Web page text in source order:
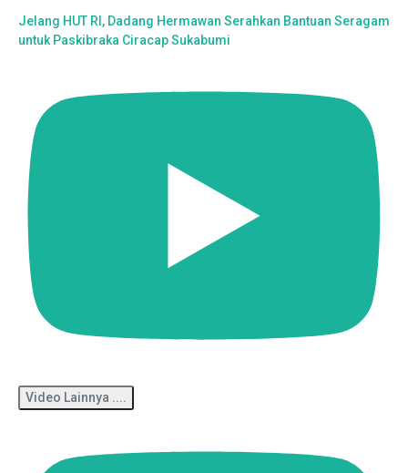
Jelang HUT RI, Dadang Hermawan Serahkan Bantuan Seragam
untuk Paskibraka Ciracap Sukabumi
Video Lainnya ....